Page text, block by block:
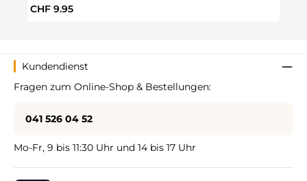
Regulärer Preis:
CHF 9.95
Kundendienst
Fragen zum Online-Shop & Bestellungen:
041 526 04 52
Mo-Fr, 9 bis 11:30 Uhr und 14 bis 17 Uhr